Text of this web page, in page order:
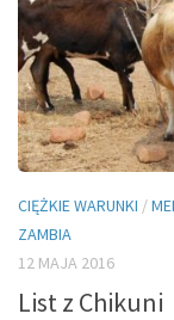
CIĘŻKIE WARUNKI /
ZAMBIA
12 MAJA 2016
List z Chikuni